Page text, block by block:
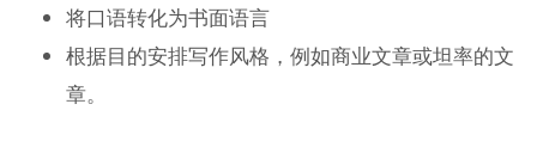
将口语转化为书面语言
根据目的安排写作风格，例如商业文章或坦率的文
章。